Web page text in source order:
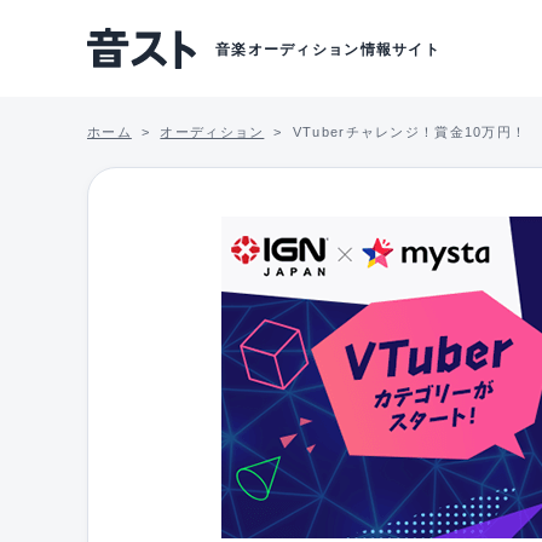
音楽オーディション情報サイト
ホーム オーディション VTuberチャレンジ！賞金10万円！